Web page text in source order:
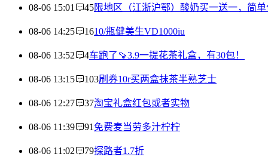
08-06 15:01 45限地区（江浙沪鄂）酸奶买一送一，简
08-06 14:25 1610/瓶健美生VD1000iu
08-06 13:52 4车跑了🍠3.9一提花茶礼盒，有30包！
08-06 13:15 103刷券10r买两盒抹茶半熟芝士
08-06 12:27 37淘宝礼盒红包或者实物
08-06 11:39 91 免费麦当劳多汁柠柠
08-06 11:02 79探路者1.7折